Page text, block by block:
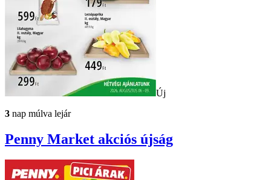
Új
3 nap múlva lejár
Penny Market akciós újság